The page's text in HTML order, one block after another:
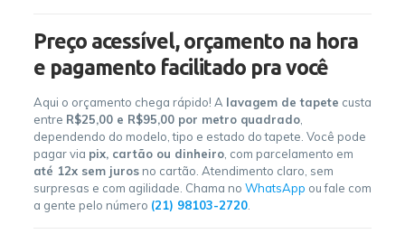
Preço acessível, orçamento na hora
e pagamento facilitado pra você
Aqui o orçamento chega rápido! A lavagem de tapete custa
entre R$25,00 e R$95,00 por metro quadrado,
dependendo do modelo, tipo e estado do tapete. Você pode
pagar via pix, cartão ou dinheiro, com parcelamento em
até 12x sem jurosno cartão. Atendimento claro, sem
surpresas e com agilidade. Chama no WhatsApp ou fale com
a gente pelo número (21) 98103-2720.